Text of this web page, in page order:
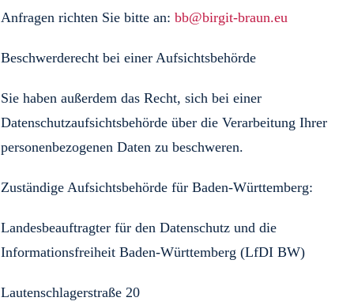
Anfragen richten Sie bitte an: bb@birgit-braun.eu
Beschwerderecht bei einer Aufsichtsbehörde
Sie haben außerdem das Recht, sich bei einer
Datenschutzaufsichtsbehörde über die Verarbeitung Ihrer
personenbezogenen Daten zu beschweren.
Zuständige Aufsichtsbehörde für Baden-Württemberg:
Landesbeauftragter für den Datenschutz und die
Informationsfreiheit Baden-Württemberg (LfDI BW)
Lautenschlagerstraße 20